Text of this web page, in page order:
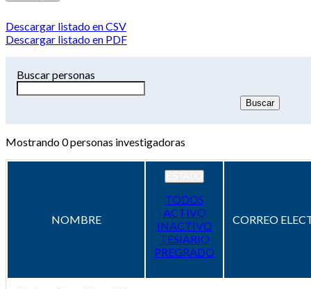
Descargar listado en CSV
Descargar listado en PDF
Buscar personas
Mostrando0personas investigadoras
NOMBRE
TODOS
ACTIVO
INACTIVO
TESIARIO
PREGRADO
CORREO